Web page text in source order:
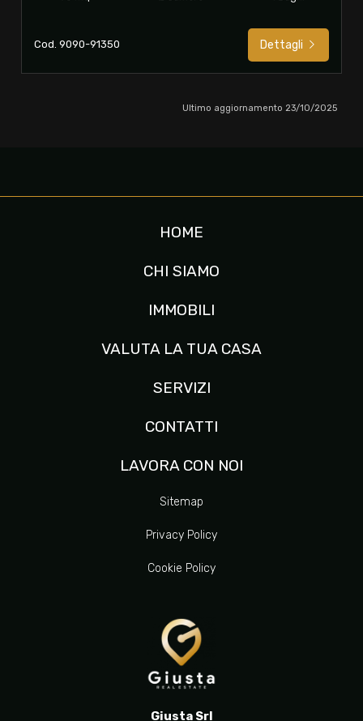
Cod. 9090-91350 Dettagli
Ultimo aggiornamento 23/10/2025
HOME
CHI SIAMO
IMMOBILI
VALUTA LA TUA CASA
SERVIZI
CONTATTI
LAVORA CON NOI
Sitemap
Privacy Policy
Cookie Policy
Giusta Srl